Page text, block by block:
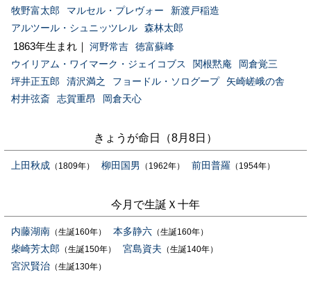
牧野富太郎
マルセル・プレヴォー
新渡戸稲造
アルツール・シュニッツレル
森林太郎
1863年生まれ｜ 河野常吉
徳富蘇峰
ウイリアム・ワイマーク・ジェイコブス
関根黙庵
岡倉覚三
坪井正五郎
清沢満之 フョードル・ソログープ
矢崎嵯峨の舎
村井弦斎
志賀重昂 岡倉天心
きょうが命日（8月8日）
上田秋成 （1809年） 柳田国男 （1962年） 前田普羅 （1954年）
今月で生誕Ｘ十年
内藤湖南 （生誕160年） 本多静六 （生誕160年）
柴崎芳太郎 （生誕150年） 宮島資夫 （生誕140年）
宮沢賢治 （生誕130年）